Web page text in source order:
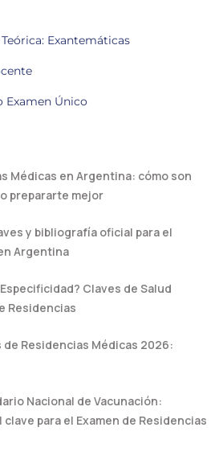
Exantemáticas
Examen Único
Médicas en Argentina: cómo son
prepararte mejor
y bibliografía oficial para el
Argentina
Claves de Salud
Residencias
Residencias Médicas 2026:
Nacional de Vacunación:
para el Examen de Residencias